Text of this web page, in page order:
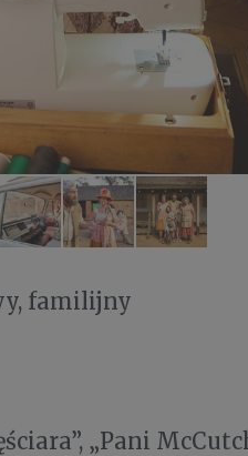
familijny
„Pani